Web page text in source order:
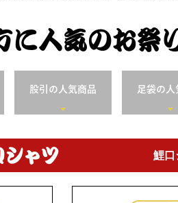
に人気のお祭
股引の 人気商品 足袋の
シャツ 鯉口